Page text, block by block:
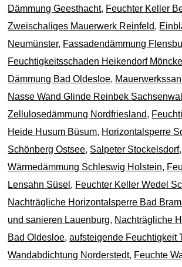
Dämmung Geesthacht, Feuchter Keller
Zweischaliges Mauerwerk Reinfeld,
Neumünster, Fassadendämmung
Feuchtigkeitsschaden Heikendorf
Dämmung Bad Oldesloe,
Nasse Wand Glinde Reinbek
Zellulosedämmung Nordfriesland,
Heide Husum Büsum, Horizontalsperre
Schönberg Ostsee, Salpeter Stockelsdorf,
Wärmedämmung Schleswig Holstein,
Lensahn Süsel , Feuchter Keller Wedel
Nachträgliche Horizontalsperre Bad
und sanieren Lauenburg, Nachträgliche
Bad Oldesloe,aufsteigende Feuchtigkeit
Wandabdichtung Norderstedt, Feuchte